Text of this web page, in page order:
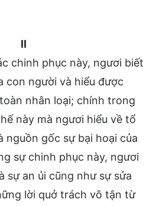
II
chinh phục này, ngươi biết
con người và hiểu được
nhân loại; chính trong
này mà ngươi hiểu về tổ
nguồn gốc sự bại hoại của
sự chinh phục này, ngươi
sự an ủi cũng như sự sửa
lời quở trách vô tận từ